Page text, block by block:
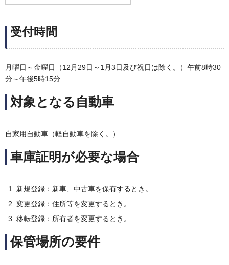
受付時間
月曜日～金曜日（12月29日～1月3日及び祝日は除く。）午前8時30
分～午後5時15分
対象となる自動車
自家用自動車（軽自動車を除く。）
車庫証明が必要な場合
新規登録：新車、中古車を保有するとき。
変更登録：住所等を変更するとき。
移転登録：所有者を変更するとき。
保管場所の要件